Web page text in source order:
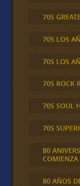
70S
70S LOS
70S LOS
70S ROCK
70S SOUL
70S
80
80 AÑOS